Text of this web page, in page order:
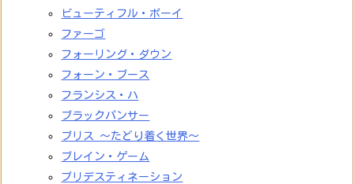
ビューティフル・ボーイ
ファーゴ
フォーリング・ダウン
フォーン・ブース
フランシス・ハ
ブラックパンサー
ブリス ～たどり着く世界～
ブレイン・ゲーム
プリデスティネーション